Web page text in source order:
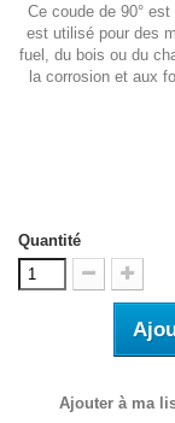
Ce coude de 90°
est utilisé pour des
fuel, du bois ou du
la corrosion et aux
Quantité
Ajouter à ma